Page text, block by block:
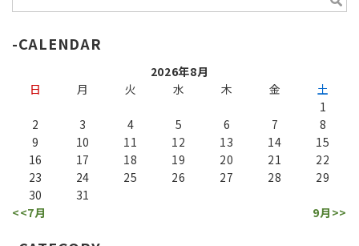
CALENDAR
2026年8月
日
月 火 水 木 金
土
1
2
3 4 5 6 7
8
9
10 11 12 13 14
15
16
17 18 19 20 21
22
23
24 25 26 27 28
29
30
31
<<7月
9月>>